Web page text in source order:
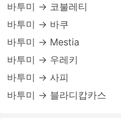
바투미 → 코불레티
바투미 → 바쿠
바투미 → Mestia
바투미 → 우레키
바투미 → 사피
바투미 → 블라디캅카스